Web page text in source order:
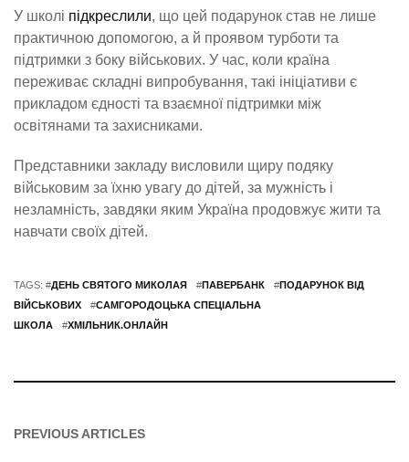
У школі підкреслили, що цей подарунок став не лише
практичною допомогою, а й проявом турботи та
підтримки з боку військових. У час, коли країна
переживає складні випробування, такі ініціативи є
прикладом єдності та взаємної підтримки між
освітянами та захисниками.
Представники закладу висловили щиру подяку
військовим за їхню увагу до дітей, за мужність і
незламність, завдяки яким Україна продовжує жити та
навчати своїх дітей.
TAGS: #ДЕНЬ СВЯТОГО МИКОЛАЯ #ПАВЕРБАНК #ПОДАРУНОК ВІД
ВІЙСЬКОВИХ
#САМГОРОДОЦЬКА СПЕЦІАЛЬНА
ШКОЛА
#ХМІЛЬНИК.ОНЛАЙН
PREVIOUS ARTICLES